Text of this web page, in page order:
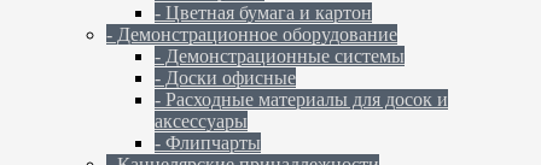
- Цветная бумага и картон
- Демонстрационное оборудование
- Демонстрационные системы
- Доски офисные
- Расходные материалы для досок и
аксессуары
- Флипчарты